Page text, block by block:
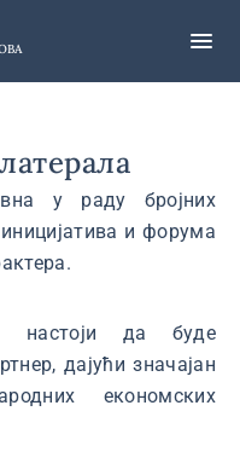
у раду бројних
и форума
настоји да буде
дајући значајан
економских